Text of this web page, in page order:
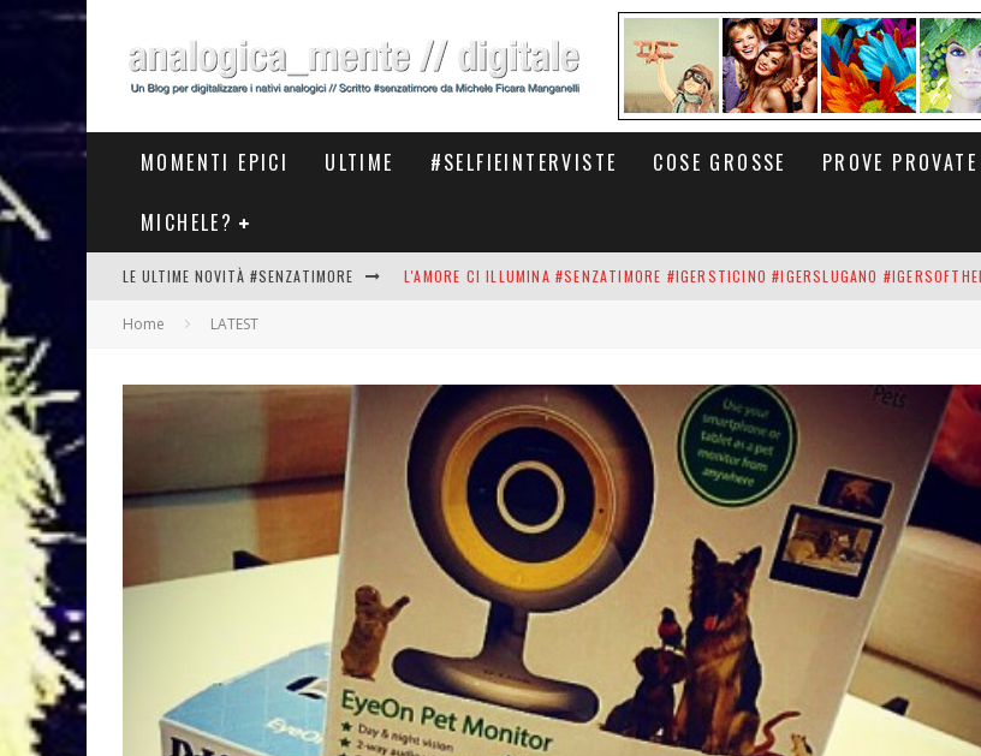
MOMENTI EPICI ULTIME #SELFIEINTERVISTE COSE GROSSE PROVE PROVATE
MICHELE?
LE ULTIME NOVITÀ #SENZATIMORE L'AMORE CI ILLUMINA #SENZATIMORE #IGERSTICINO #IGERSLUGANO
#COSEDILAVORO LA PORTA DELL'INFERNO È QUI: IL CENTRO COMMERCIALE DI
Home LATEST